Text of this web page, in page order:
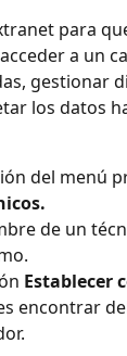
para
a un
gestionar
los datos
del menú
de un
Establecer
encontrar